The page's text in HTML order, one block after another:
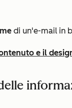
di un'e-mail in
e il